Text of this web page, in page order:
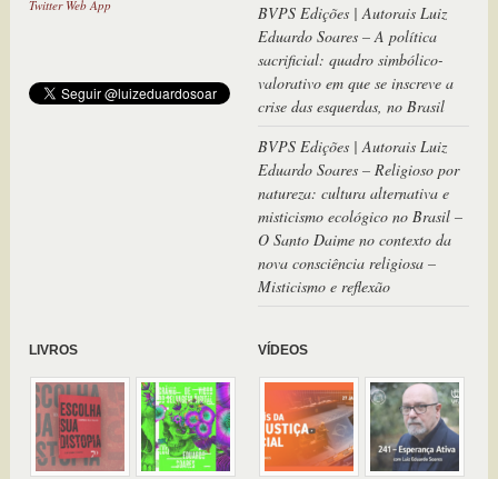
BVPS Edições | Autorais Luiz
Eduardo Soares – A política
sacrificial: quadro simbólico-
valorativo em que se inscreve a
crise das esquerdas, no Brasil
BVPS Edições | Autorais Luiz
Eduardo Soares – Religioso por
natureza: cultura alternativa e
misticismo ecológico no Brasil –
O Santo Daime no contexto da
nova consciência religiosa –
Misticismo e reflexão
LIVROS VÍDEOS